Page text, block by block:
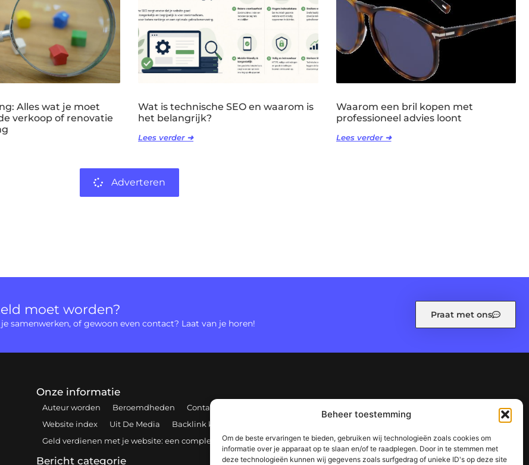
Beheer toestemming
Om de beste ervaringen te bieden, gebruiken wij technologieën zoals cookies om
informatie over je apparaat op te slaan en/of te raadplegen. Door in te stemmen met
deze technologieën kunnen wij gegevens zoals surfgedrag of unieke ID's op deze site
Alles wat je moet
verkoop of renovatie
Wat is technische SEO en waarom is
het belangrijk?
Lees verder ➜
Waarom een bril kopen met
professioneel advies loont
Lees verder ➜
Adverteren
moet worden?
samenwerken, of gewoon even contact? Laat van je horen!
Praat met ons
Onze informatie
Auteur worden Beroemdheden Contact
Website index
Uit De Media
Backlink kopen: hoe en waarom het jouw website kan laten groeien
Geld verdienen met je website: een complete gids voor succes
Bericht categorie